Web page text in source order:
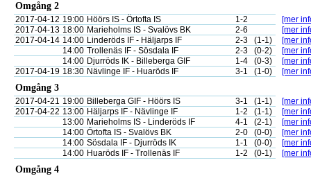
Omgång 2
2017-04-12 19:00 Höörs IS - Örtofta IS 1-2
[mer
2017-04-13 18:00 Marieholms IS - Svalövs BK 2-6
[mer
2017-04-14 14:00 Linderöds IF - Häljarps IF 2-3 (1-1)
[mer
14:00 Trollenäs IF - Sösdala IF 2-3 (0-2)
[mer
14:00 Djurröds IK - Billeberga GIF 1-4 (0-3)
[mer
2017-04-19 18:30 Nävlinge IF - Huaröds IF 3-1 (1-0) [mer
Omgång 3
2017-04-21 19:00 Billeberga GIF - Höörs IS 3-1 (1-1)
[mer
2017-04-22 13:00 Häljarps IF - Nävlinge IF 1-2 (1-1)
[mer
13:00 Marieholms IS - Linderöds IF 4-1 (2-1)
[mer
14:00 Örtofta IS - Svalövs BK 2-0 (0-0)
[mer
14:00 Sösdala IF - Djurröds IK 1-1 (0-0)
[mer
14:00 Huaröds IF - Trollenäs IF 1-2 (0-1) [mer
Omgång 4